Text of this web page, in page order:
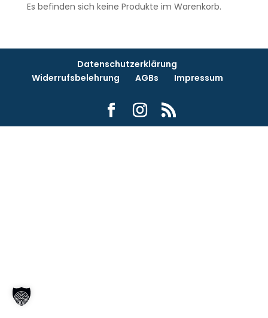
Es befinden sich keine Produkte im Warenkorb.
Datenschutzerklärung
Widerrufsbelehrung
AGBs Impressum